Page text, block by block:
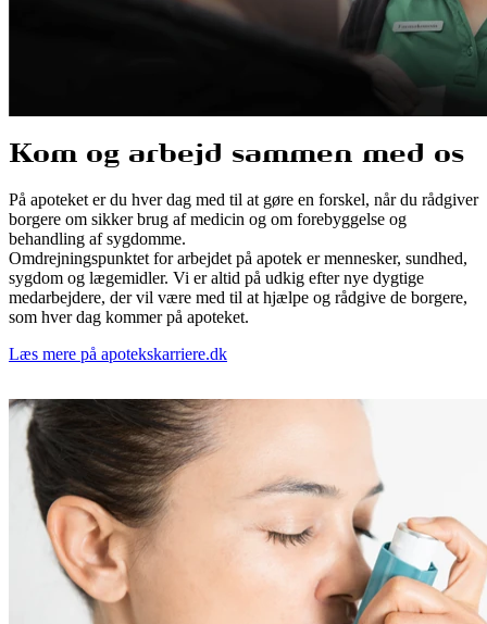
Kom og arbejd sammen med os
På apoteket er du hver dag med til at gøre en forskel, når du rådgiver
borgere om sikker brug af medicin og om forebyggelse og
behandling af sygdomme.
Omdrejningspunktet for arbejdet på apotek er mennesker, sundhed,
sygdom og lægemidler. Vi er altid på udkig efter nye dygtige
medarbejdere, der vil være med til at hjælpe og rådgive de borgere,
som hver dag kommer på apoteket.
Læs mere på apotekskarriere.dk